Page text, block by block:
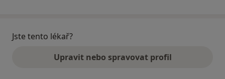
Jste tento lékař?
Upravit nebo spravovat profil